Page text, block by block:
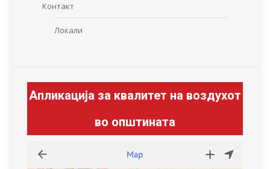
Контакт
Локали
Апликација за квалитет на воздухот
во општината